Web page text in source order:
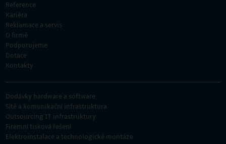
Reference
Kariéra
Reklamace a servis
O firmě
Podporujeme
Dotace
Kontakty
Dodávky hardware a software
Sítě a komunikační infrastruktura
Outsourcing IT infrastruktury
Firemní tisková řešení
Elektroinstalace a technologické montáže